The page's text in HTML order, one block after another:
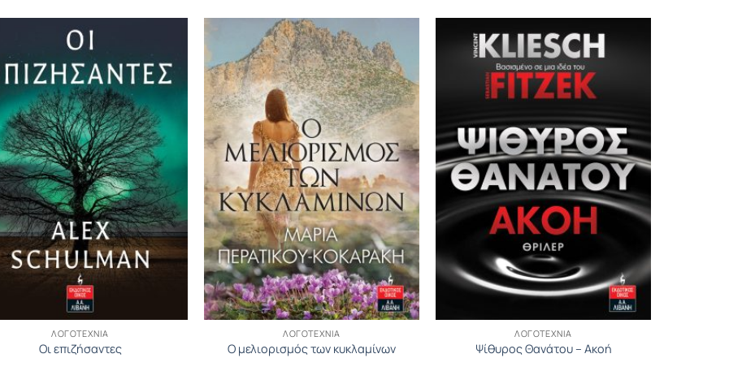
ΛΟΓΟΤΕΧΝΊΑ
Οι επιζήσαντες
ΛΟΓΟΤΕΧΝΊΑ
Ο μελιορισμός των κυκλαμίνων
ΛΟΓΟΤΕΧΝΊΑ
Ψίθυρος Θανάτου – Ακοή